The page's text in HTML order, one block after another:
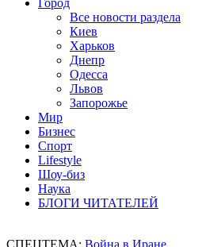
Город
Все новости раздела
Киев
Харьков
Днепр
Одесса
Львов
Запорожье
Мир
Бизнес
Спорт
Lifestyle
Шоу-биз
Наука
БЛОГИ ЧИТАТЕЛЕЙ
СПЕЦТЕМА: Война в Иране